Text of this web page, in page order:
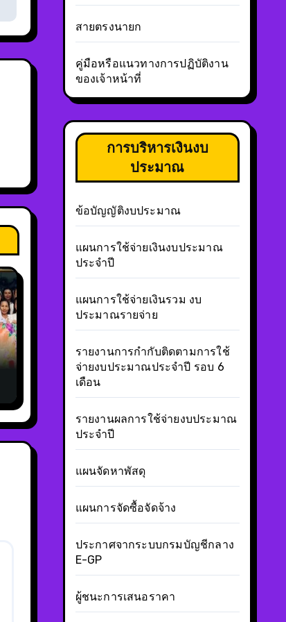
สายตรงนายก
คู่มือหรือแนวทางการปฏิบัติงาน
ของเจ้าหน้าที่
การบริหารเงินงบ
ประมาณ
ข้อบัญญัติงบประมาณ
แผนการใช้จ่ายเงินงบประมาณ
ประจำปี
แผนการใช้จ่ายเงินรวม งบ
ประมาณรายจ่าย
รายงานการกำกับติดตามการใช้
จ่ายงบประมาณประจำปี รอบ 6
เดือน
รายงานผลการใช้จ่ายงบประมาณ
ประจำปี
แผนจัดหาพัสดุ
แผนการจัดซื้อจัดจ้าง
ประกาศจากระบบกรมบัญชีกลาง
E-GP
ผู้ชนะการเสนอราคา